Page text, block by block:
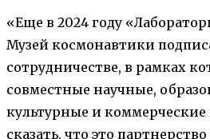
«Еще в 2024 году
Музей космонавтики
сотрудничестве, в рамках
совместные научные,
культурные и
сказать, что это